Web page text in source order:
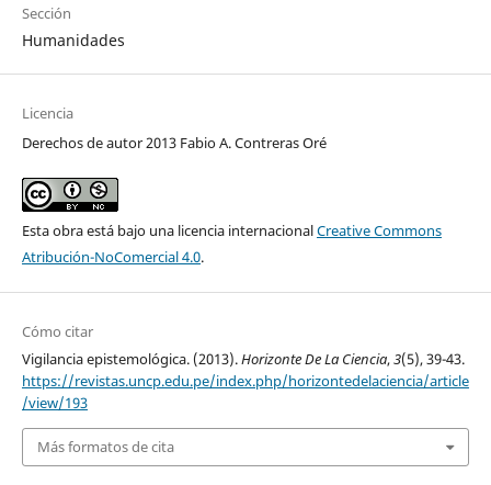
Sección
Humanidades
Licencia
Derechos de autor 2013 Fabio A. Contreras Oré
Esta obra está bajo una licencia internacionalCreative Commons
Atribución-NoComercial 4.0.
Cómo citar
Vigilancia epistemológica. (2013).Horizonte De La Ciencia,3(5), 39-43.
https://revistas.uncp.edu.pe/index.php/horizontedelaciencia/article
/view/193
Más formatos de cita